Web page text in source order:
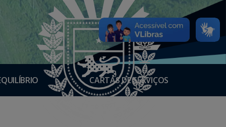
CARTAS DE SERVIÇOS